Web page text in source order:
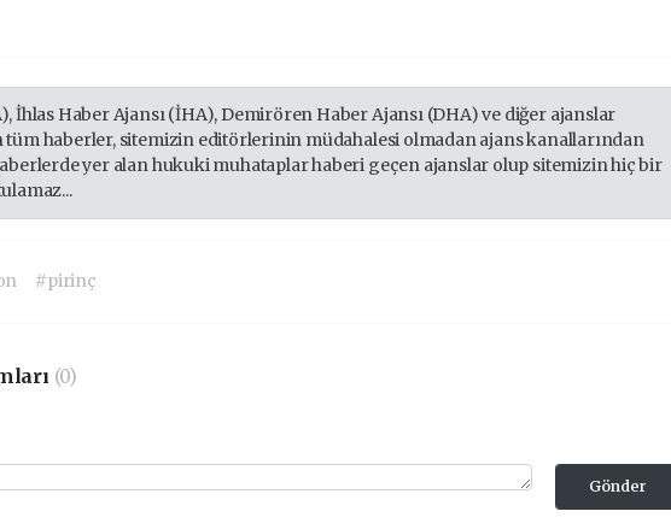
İhlas Haber Ajansı (İHA), Demirören Haber Ajansı (DHA) ve diğer ajanslar
tüm haberler, sitemizin editörlerinin müdahalesi olmadan ajans kanallarından
yer alan hukuki muhataplar haberi geçen ajanslar olup sitemizin hiç bir
#pirinç
(0)
Gönder